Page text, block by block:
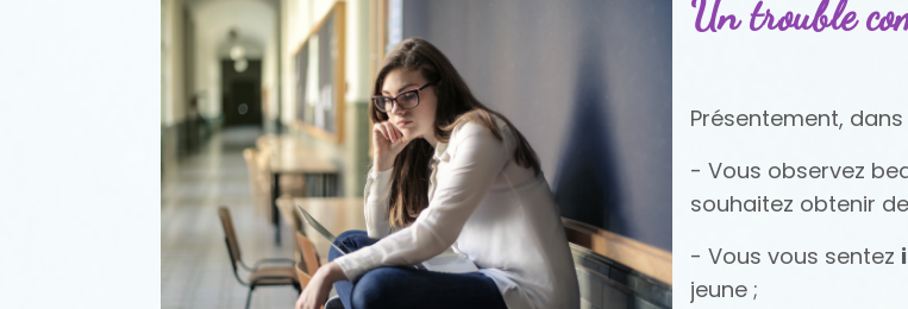
Un trouble
Présentement,
- Vous observez
souhaitez obtenir
- Vous vous sentez
jeune ;